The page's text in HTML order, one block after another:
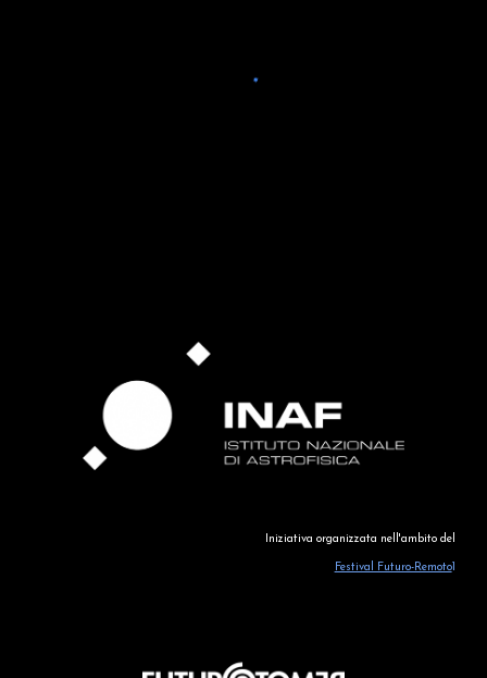
Iniziativa organizzata nell'ambito del
Festival Futuro-Remoto1